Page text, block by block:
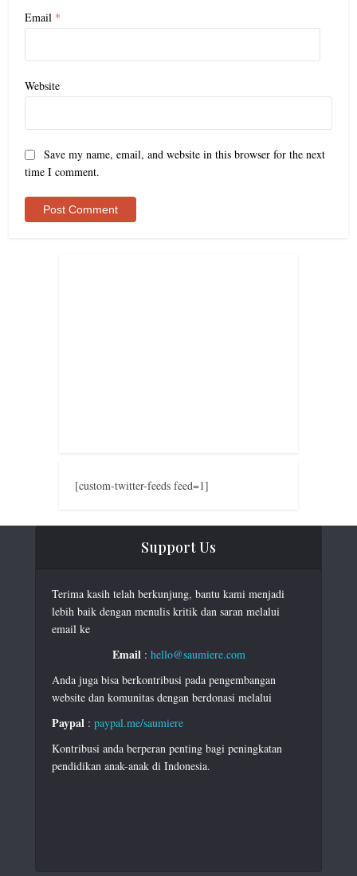
Email *
Website
Save my name, email, and website in this browser for the next
time I comment.
[custom-twitter-feeds feed=1]
Support Us
Terima kasih telah berkunjung, bantu kami menjadi
lebih baik dengan menulis kritik dan saran melalui
email ke
Email: hello@saumiere.com
Anda juga bisa berkontribusi pada pengembangan
website dan komunitas dengan berdonasi melalui
Paypal : paypal.me/saumiere
Kontribusi anda berperan penting bagi peningkatan
pendidikan anak-anak di Indonesia.